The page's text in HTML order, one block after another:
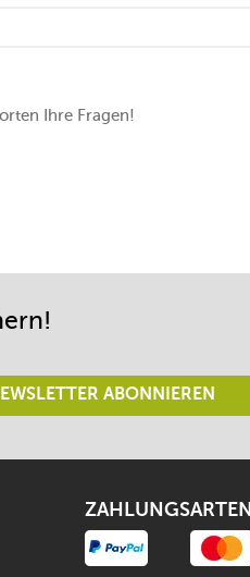
Ihre Fragen!
ABONNIEREN
ZAHLUNGSARTEN